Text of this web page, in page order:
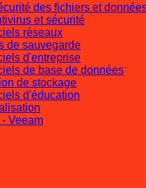
des fichiers et
et sécurité
réseaux
de sauvegarde
d'entreprise
de base de données
de stockage
d'éducation
- Veeam